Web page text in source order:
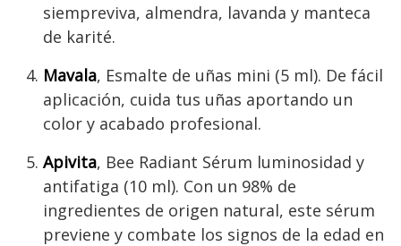
siempreviva, almendra, lavanda y manteca
de karité.
Mavala, Esmalte de uñas mini (5 ml). De fácil
aplicación, cuida tus uñas aportando un
color y acabado profesional.
Apivita, Bee Radiant Sérum luminosidad y
antifatiga (10 ml). Con un 98% de
ingredientes de origen natural, este sérum
previene y combate los signos de la edad en